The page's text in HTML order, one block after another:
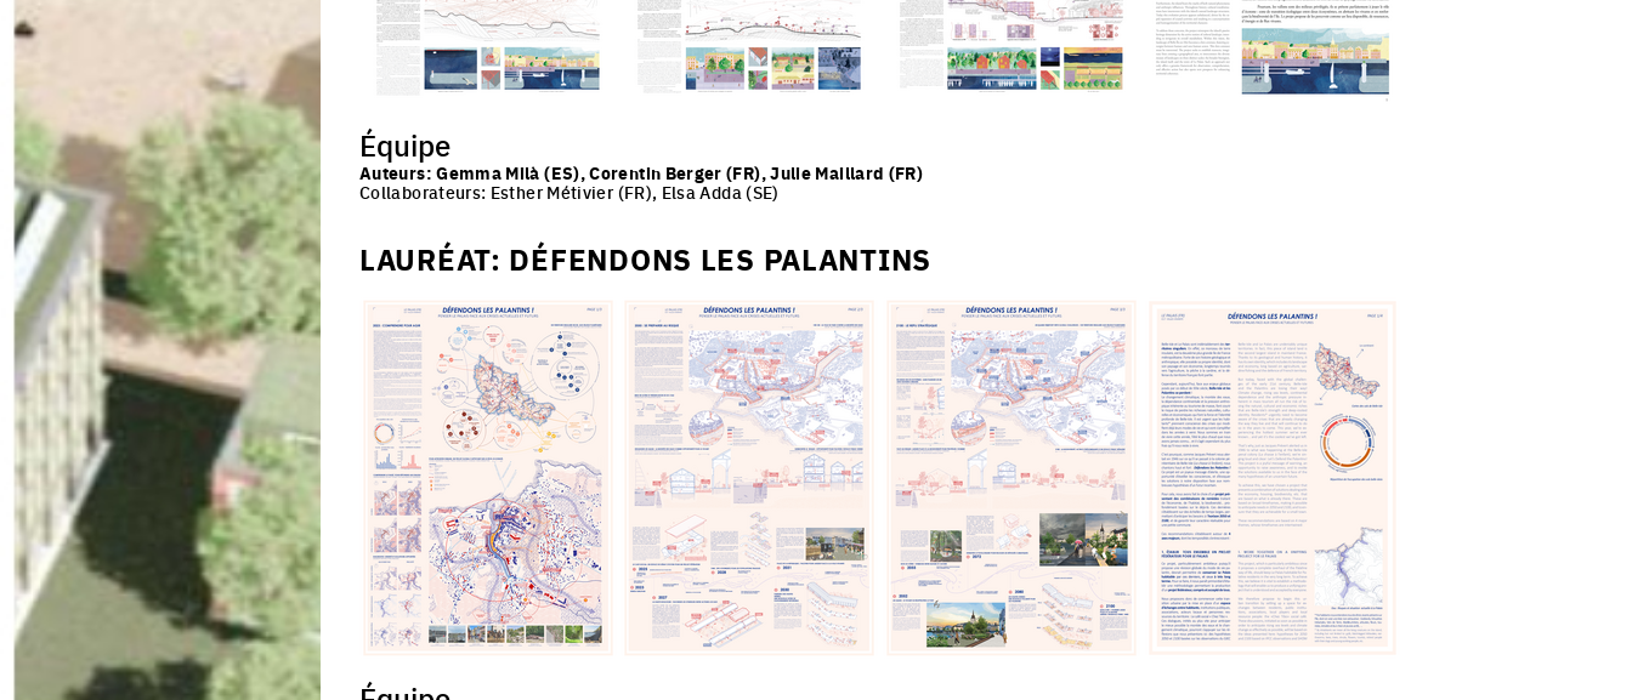
Équipe
Auteurs: Gemma Milà (ES), Corentin Berger (FR), Julie Maillard (FR)
Collaborateurs: Esther Métivier (FR), Elsa Adda (SE)
LAURÉAT: DÉFENDONS LES PALANTINS